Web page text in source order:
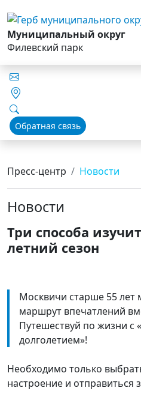
Муниципальный округ
Филевский парк
Обратная связь
Пресс-центр Новости
Новости
Три способа
летний сезон
Москвичи старше 55 лет
маршрут впечатлений
Путешествуй по жизни с
долголетием»!
Необходимо только
настроение и